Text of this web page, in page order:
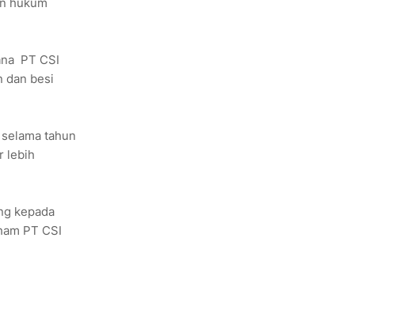
PT CSI
dan besi
tahun
lebih
kepada
PT CSI